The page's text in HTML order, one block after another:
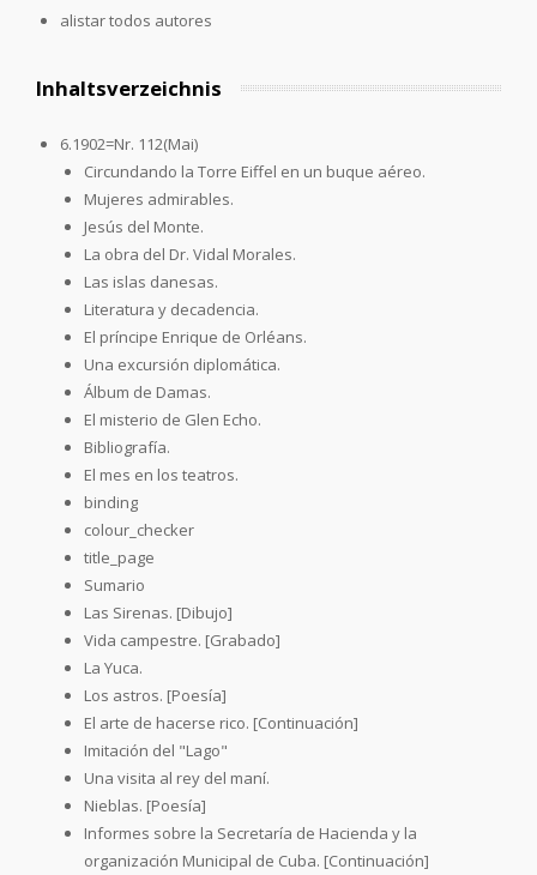
alistar todos autores
Inhaltsverzeichnis
6.1902=Nr. 112(Mai)
Circundando la Torre Eiffel en un buque aéreo.
Mujeres admirables.
Jesús del Monte.
La obra del Dr. Vidal Morales.
Las islas danesas.
Literatura y decadencia.
El príncipe Enrique de Orléans.
Una excursión diplomática.
Álbum de Damas.
El misterio de Glen Echo.
Bibliografía.
El mes en los teatros.
binding
colour_checker
title_page
Sumario
Las Sirenas. [Dibujo]
Vida campestre. [Grabado]
La Yuca.
Los astros. [Poesía]
El arte de hacerse rico. [Continuación]
Imitación del "Lago"
Una visita al rey del maní.
Nieblas. [Poesía]
Informes sobre la Secretaría de Hacienda y la
organización Municipal de Cuba. [Continuación]